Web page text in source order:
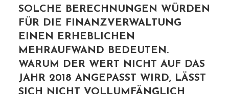
SOLCHE BERECHNUNGEN WÜRDEN
FÜR DIE FINANZVERWALTUNG
EINEN ERHEBLICHEN
MEHRAUFWAND BEDEUTEN.
WARUM DER WERT NICHT AUF DAS
JAHR 2018 ANGEPASST WIRD, LÄSST
SICH NICHT VOLLUMFÄNGLICH